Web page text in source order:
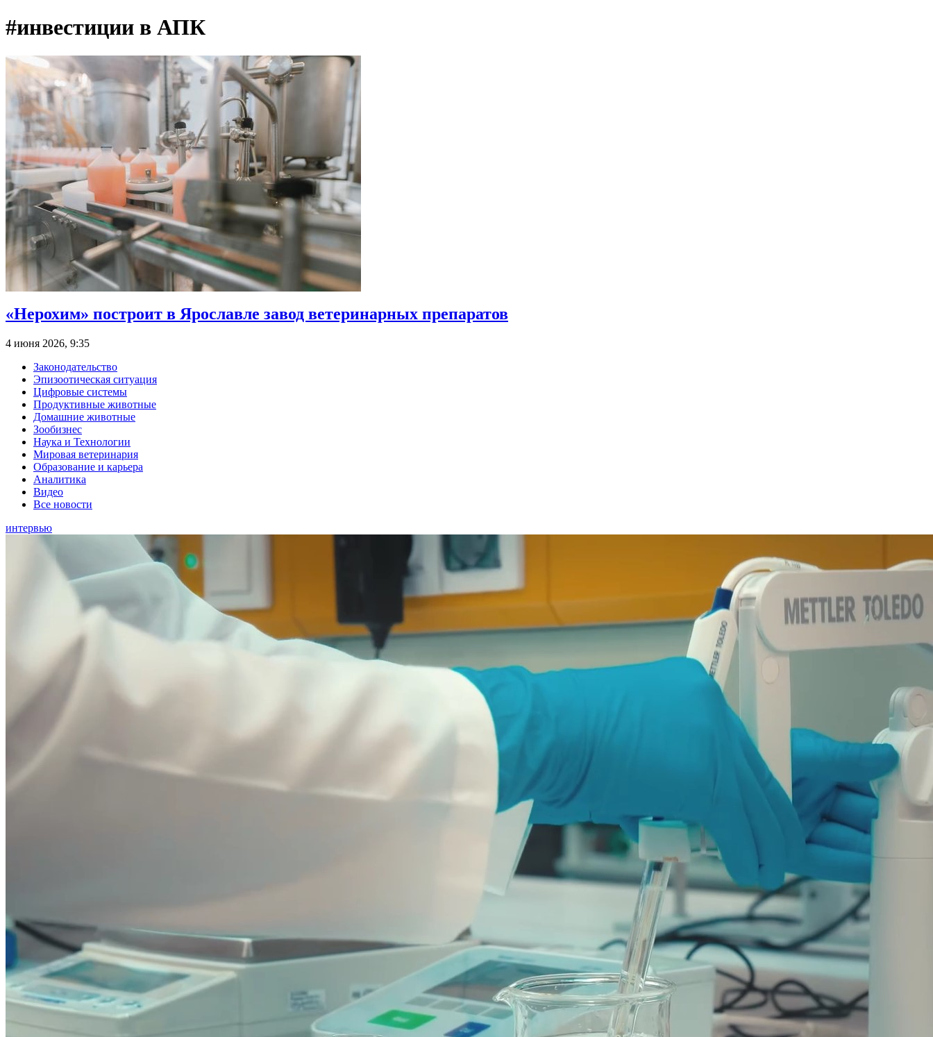
#инвестиции в АПК
«Нерохим» построит в Ярославле завод ветеринарных препаратов
4 июня 2026, 9:35
Законодательство
Эпизоотическая ситуация
Цифровые системы
Продуктивные животные
Домашние животные
Зообизнес
Наука и Технологии
Мировая ветеринария
Образование и карьера
Аналитика
Видео
Все новости
интервью